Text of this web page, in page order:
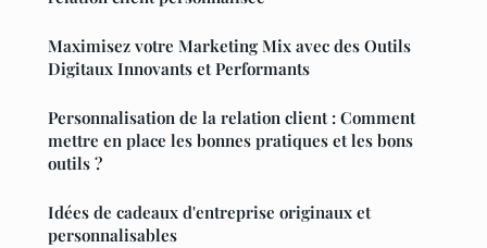
Maximisez votre Marketing Mix avec des Outils
Digitaux Innovants et Performants
Personnalisation de la relation client : Comment
mettre en place les bonnes pratiques et les bons
outils ?
Idées de cadeaux d'entreprise originaux et
personnalisables